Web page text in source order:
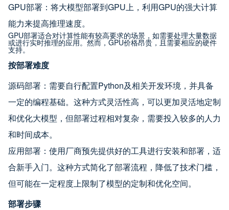
GPU部署：将大模型部署到GPU上，利用GPU的强大计算
能力来提高推理速度。
GPU部署适合对计算性能有较高要求的场景，如需要处理大量数据
或进行实时推理的应用。然而，GPU价格昂贵，且需要相应的硬件
支持。
按部署难度
源码部署：需要自行配置Python及相关开发环境，并具备
一定的编程基础。这种方式灵活性高，可以更加灵活地定制
和优化大模型，但部署过程相对复杂，需要投入较多的人力
和时间成本。
应用部署：使用厂商预先提供好的工具进行安装和部署，适
合新手入门。这种方式简化了部署流程，降低了技术门槛，
但可能在一定程度上限制了模型的定制和优化空间。
部署步骤